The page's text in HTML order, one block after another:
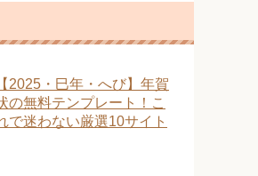
【2025・巳年・へび】年賀
の無料テンプレート！こ
で迷わない厳選10サイト